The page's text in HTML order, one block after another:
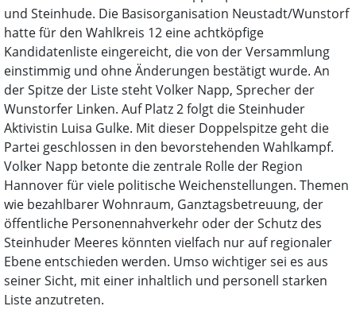
und Steinhude. Die Basisorganisation Neustadt/Wunstorf
hatte für den Wahlkreis 12 eine achtköpfige
Kandidatenliste eingereicht, die von der Versammlung
einstimmig und ohne Änderungen bestätigt wurde. An
der Spitze der Liste steht Volker Napp, Sprecher der
Wunstorfer Linken. Auf Platz 2 folgt die Steinhuder
Aktivistin Luisa Gulke. Mit dieser Doppelspitze geht die
Partei geschlossen in den bevorstehenden Wahlkampf.
Volker Napp betonte die zentrale Rolle der Region
Hannover für viele politische Weichenstellungen. Themen
wie bezahlbarer Wohnraum, Ganztagsbetreuung, der
öffentliche Personennahverkehr oder der Schutz des
Steinhuder Meeres könnten vielfach nur auf regionaler
Ebene entschieden werden. Umso wichtiger sei es aus
seiner Sicht, mit einer inhaltlich und personell starken
Liste anzutreten.